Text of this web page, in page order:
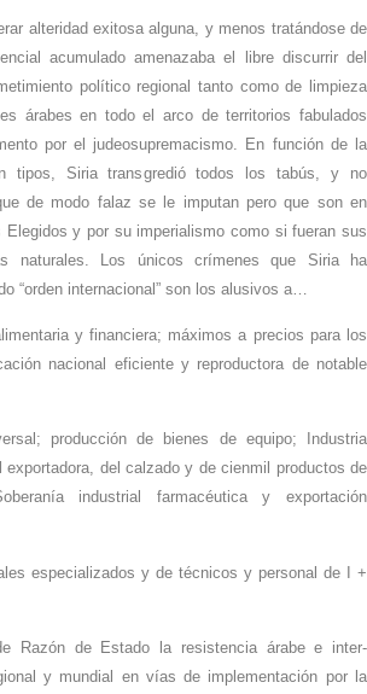
alteridad exitosa alguna, y menos tratándose de
acumulado amenazaba el libre discurrir del
político regional tanto como de limpieza
árabes en todo el arco de territorios fabulados
por el judeosupremacismo. En función de la
tipos, Siria transgredió todos los tabús, y no
de modo falaz se le imputan pero que son en
y por su imperialismo como si fueran sus
naturales. Los únicos crímenes que Siria ha
“orden internacional” son los alusivos a…
y financiera; máximos a precios para los
nacional eficiente y reproductora de notable
producción de bienes de equipo; Industria
exportadora, del calzado y de cienmil productos de
industrial farmacéutica y exportación
especializados y de técnicos y personal de I +
Razón de Estado la resistencia árabe e inter-
y mundial en vías de implementación por la